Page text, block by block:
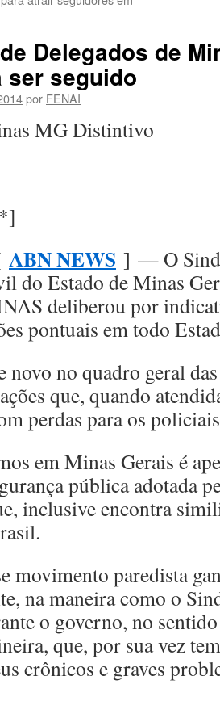
Delegados de
ser seguido
por FENAI
ABN NEWS ] — O
do Estado de Minas
deliberou por
pontuais em todo
novo no quadro geral
que, quando
perdas para os
em Minas Gerais é
pública adotada
inclusive encontra
movimento paredista
na maneira como o
o governo, no
que, por sua vez
crônicos e graves